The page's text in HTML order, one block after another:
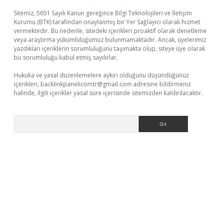
Sitemiz, 5651 Sayılı Kanun gereğince Bilgi Teknolojileri ve İletişim
Kurumu (BTK) tarafından onaylanmış bir Yer Sağlayıcı olarak hizmet
vermektedir. Bu nedenle, sitedeki içerikleri proaktif olarak denetleme
veya araştırma yükümlülüğümüz bulunmamaktadır. Ancak, üyelerimiz
yazdıkları içeriklerin sorumluluğunu taşımakta olup, siteye üye olarak
bu sorumluluğu kabul etmiş sayılırlar.
Hukuka ve yasal düzenlemelere aykırı olduğunu düşündüğünüz
içerikleri, backlinkpanelicomtr@gmail.com adresine bildirmeniz
halinde, ilgili içerikler yasal süre içerisinde sitemizden kaldırılacaktır.